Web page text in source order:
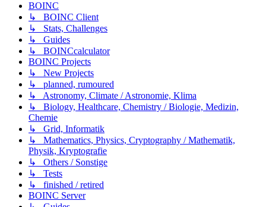
BOINC
↳ BOINC Client
↳ Stats, Challenges
↳ Guides
↳ BOINCcalculator
BOINC Projects
↳ New Projects
↳ planned, rumoured
↳ Astronomy, Climate / Astronomie, Klima
↳ Biology, Healthcare, Chemistry / Biologie, Medizin,
Chemie
↳ Grid, Informatik
↳ Mathematics, Physics, Cryptography / Mathematik,
Physik, Kryptografie
↳ Others / Sonstige
↳ Tests
↳ finished / retired
BOINC Server